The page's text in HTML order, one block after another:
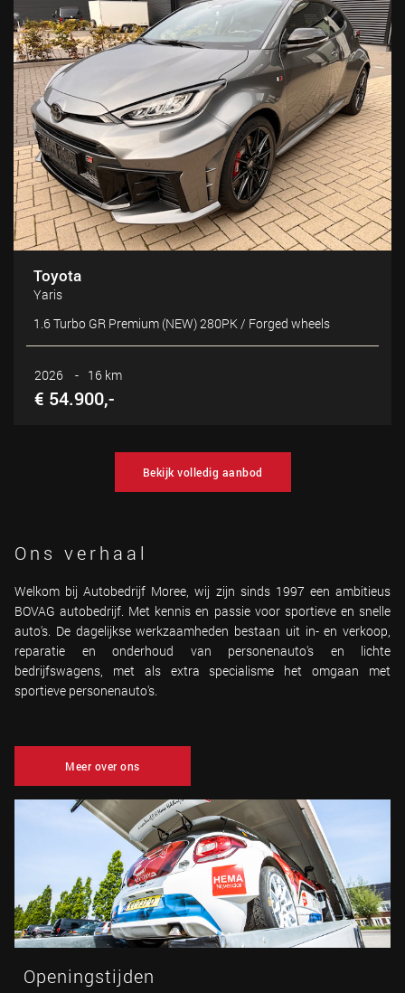
Toyota
Yaris
1.6 Turbo GR Premium (NEW) 280PK / Forged wheels
2026 - 16 km
€ 54.900,-
Bekijk volledig aanbod
Ons verhaal
Welkom bij Autobedrijf Moree, wij zijn sinds 1997 een ambitieus
BOVAG autobedrijf. Met kennis en passie voor sportieve en snelle
auto's. De dagelijkse werkzaamheden bestaan uit in- en verkoop,
reparatie en onderhoud van personenauto's en lichte
bedrijfswagens, met als extra specialisme het omgaan met
sportieve personenauto's.
Meer over ons
Openingstijden